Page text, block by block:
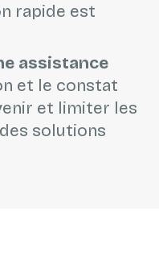
rapide est
assistance
et le constat
et limiter les
solutions